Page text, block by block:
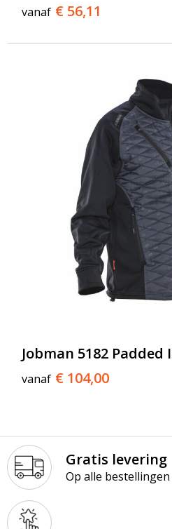
vanaf € 56,11
Jobman 5182
vanaf € 104,00
Gratis levering
Op alle bestellingen